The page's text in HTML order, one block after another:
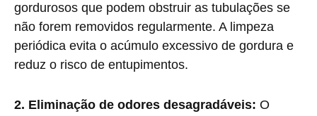
gordurosos que podem obstruir as tubulações se
não forem removidos regularmente. A limpeza
periódica evita o acúmulo excessivo de gordura e
reduz o risco de entupimentos.
2. Eliminação de odores desagradáveis: O